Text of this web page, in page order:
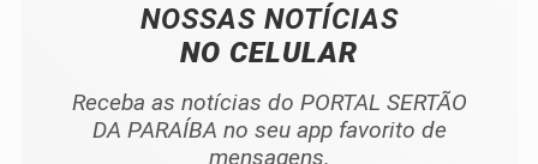
NOSSAS NOTÍCIAS
NO CELULAR
Receba as notícias do PORTAL SERTÃO
DA PARAÍBA no seu app favorito de
mensagens.